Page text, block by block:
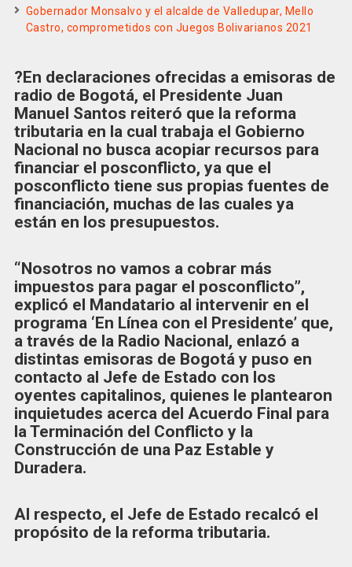
Gobernador Monsalvo y el alcalde de Valledupar, Mello
Castro, comprometidos con Juegos Bolivarianos 2021
?En declaraciones ofrecidas a emisoras de
radio de Bogotá, el Presidente Juan
Manuel Santos reiteró que la reforma
tributaria en la cual trabaja el Gobierno
Nacional no busca acopiar recursos para
financiar el posconflicto, ya que el
posconflicto tiene sus propias fuentes de
financiación, muchas de las cuales ya
están en los presupuestos.
“Nosotros no vamos a cobrar más
impuestos para pagar el posconflicto”,
explicó el Mandatario al intervenir en el
programa ‘En Línea con el Presidente’ que,
a través de la Radio Nacional, enlazó a
distintas emisoras de Bogotá y puso en
contacto al Jefe de Estado con los
oyentes capitalinos, quienes le plantearon
inquietudes acerca del Acuerdo Final para
la Terminación del Conflicto y la
Construcción de una Paz Estable y
Duradera.
Al respecto, el Jefe de Estado recalcó el
propósito de la reforma tributaria.